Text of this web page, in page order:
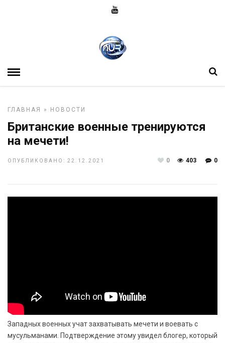
ГЛАВНАЯ » НОВОСТИ
Британские военные тренируются
на мечети!
ОПУБЛИКОВАНО: 22.12.2021 0
403
0
Западных военных учат захватывать мечети и воевать с
мусульманами. Подтверждение этому увидел блогер, который